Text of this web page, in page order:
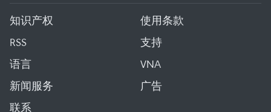
知识产权
使用条款
RSS
支持
语言
VNA
新闻服务
广告
联系